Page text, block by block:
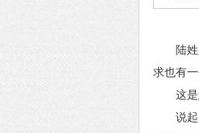
陆姓人
求也有
这是
说起来